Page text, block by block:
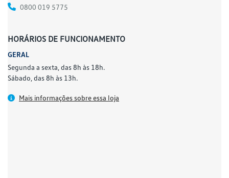
0800 019 5775
HORÁRIOS DE FUNCIONAMENTO
GERAL
Segunda a sexta, das 8h às 18h.
Sábado, das 8h às 13h.
Mais informações sobre essa loja